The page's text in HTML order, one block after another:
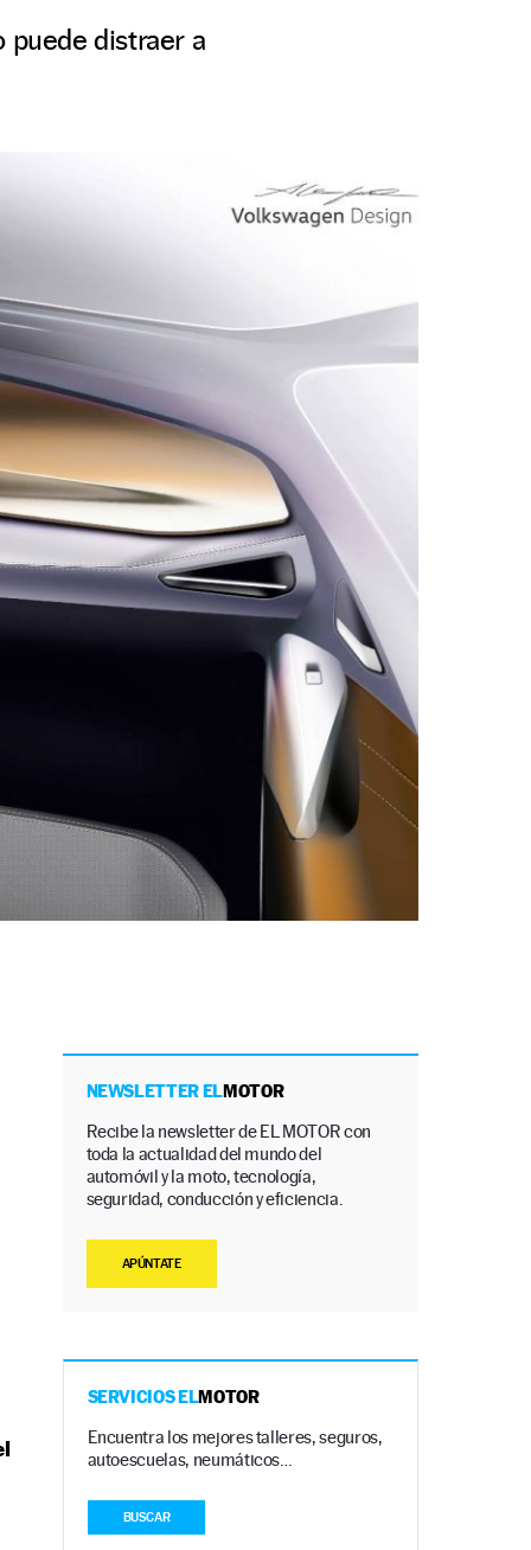
puede distraer a
NEWSLETTER ELMOTOR
Recibe la newsletter de EL MOTOR con
toda la actualidad del mundo del
automóvil y la moto, tecnología,
seguridad, conducción y eficiencia.
APÚNTATE
SERVICIOS ELMOTOR
Encuentra los mejores talleres, seguros,
autoescuelas, neumáticos…
BUSCAR